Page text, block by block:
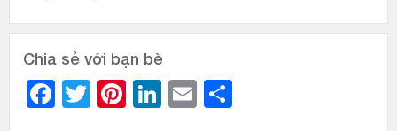
Chia sẻ với bạn bè
Facebook
Twitter
Pinterest
LinkedIn
Email